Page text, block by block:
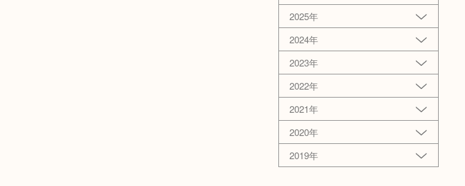
2025年
2024年
2023年
2022年
2021年
2020年
2019年